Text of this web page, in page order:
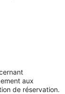
aux
de réservation.